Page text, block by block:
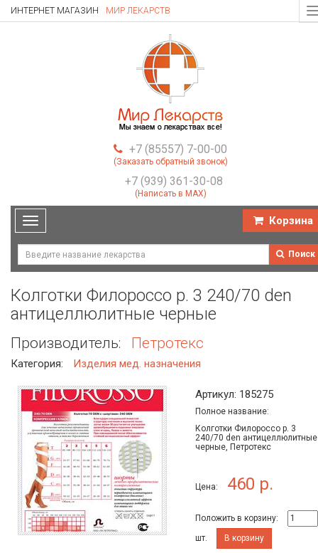
ИНТЕРНЕТ МАГАЗИН МИР ЛЕКАРСТВ
+7 (85557) 7-00-00
(Заказать обратный звонок)
+7 (939) 361-30-08
(Написать в MAX)
Toggle
navigation
Корзина
Поиск
Колготки Филороссо р. 3 240/70 den
антицеллюлитные черные
Производитель: Петротекс
Категория: Изделия мед. назначения
Артикул: 185275
Полное название:
Колготки Филороссо р. 3
240/70 den антицеллюлитные
черные, Петротекс
Цена: 460 р.
Положить в корзину:
шт.
В корзину